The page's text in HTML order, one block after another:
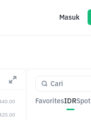
Masuk
FavoritesIDRSpot